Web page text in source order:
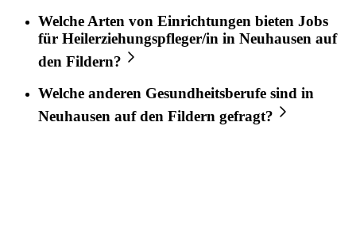
Welche Arten von Einrichtungen bieten Jobs
für Heilerziehungspfleger/in in Neuhausen auf
den Fildern?
Welche anderen Gesundheitsberufe sind in
Neuhausen auf den Fildern gefragt?